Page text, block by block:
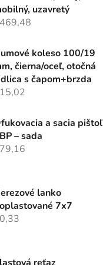
uzavretý
koleso 100/19
čierna/oceľ, otočná
s čapom+brzda
a sacia pištoľ
– sada
lanko
7x7